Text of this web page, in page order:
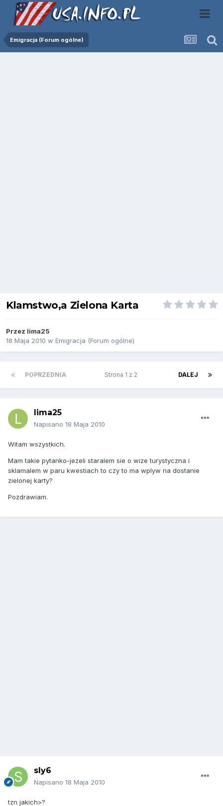
Emigracja (Forum ogólne)
Klamstwo,a Zielona Karta
Przez lima25
18 Maja 2010 w Emigracja (Forum ogólne)
POPRZEDNIA DALEJ
Strona 1 z 2
lima25
Napisano 18 Maja 2010
Witam wszystkich.
Mam takie pytanko-jezeli staralem sie o wize turystyczna i
sklamalem w paru kwestiach to czy to ma wplyw na dostanie
zielonej karty?
Pozdrawiam.
sly6
Napisano 18 Maja 2010
tzn jakich>?